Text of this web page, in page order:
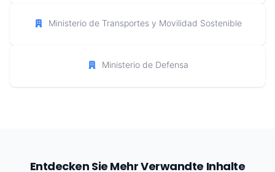
Ministerio de Transportes y Movilidad Sostenible
Ministerio de Defensa
Entdecken Sie Mehr Verwandte Inhalte